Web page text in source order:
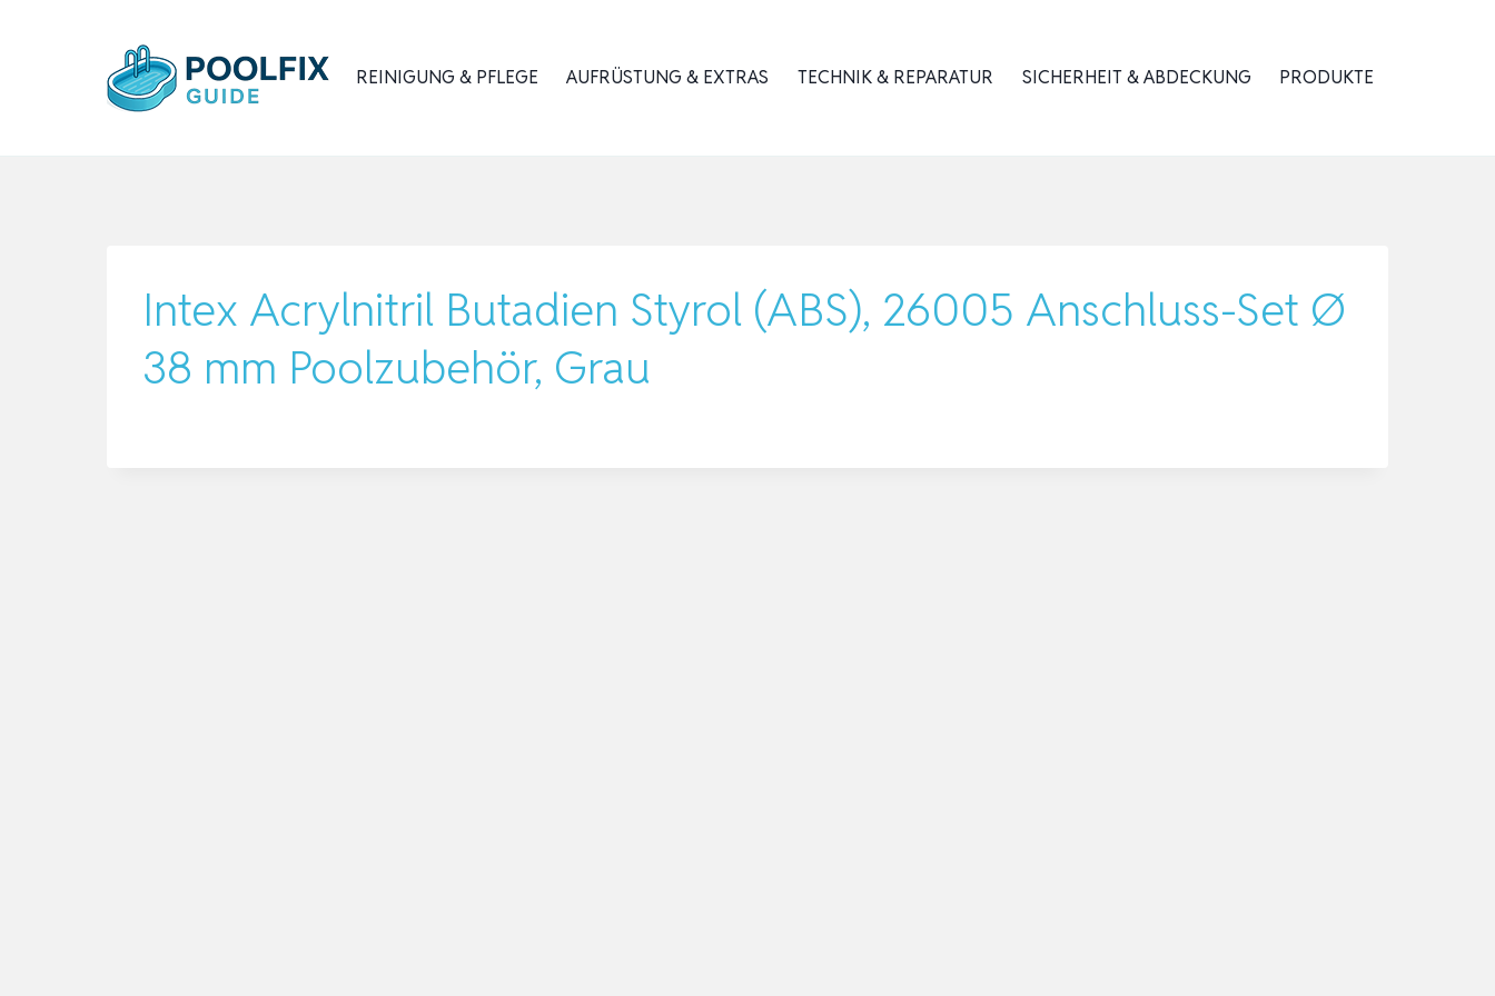
REINIGUNG & PFLEGE AUFRÜSTUNG & EXTRAS TECHNIK & REPARATUR SICHERHEIT & ABDECKUNG PRODUKTE
Intex Acrylnitril Butadien Styrol (ABS), 26005 Anschluss-Set Ø
38 mm Poolzubehör, Grau